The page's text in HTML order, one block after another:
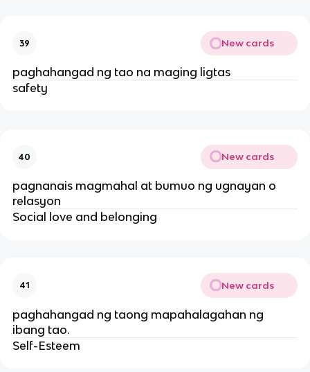
39 New cards
paghahangad ng tao na maging ligtas
safety
40 New cards
pagnanais magmahal at bumuo ng ugnayan o
relasyon
Social love and belonging
41 New cards
paghahangad ng taong mapahalagahan ng
ibang tao.
Self-Esteem